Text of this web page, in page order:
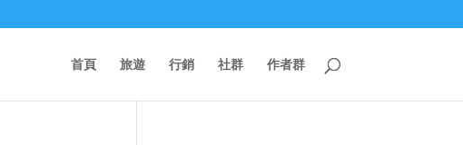
首頁 旅遊 行銷 社群 作者群